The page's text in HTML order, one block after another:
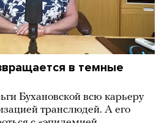
в темные
Бухановской всю карьеру
транслюдей. А его